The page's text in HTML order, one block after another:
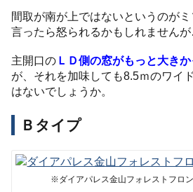
間取が南が上ではないというのが
言ったら怒られるかもしれませんが
主開口の ＬＤ側の窓がもっと大き
が、それを加味しても8.5ｍのワイ
はないでしょうか。
Ｂタイプ
※ダイアパレス金山フォレストフロ